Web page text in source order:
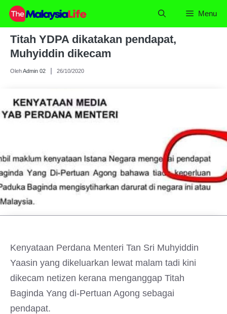
Skip
content
Menu
Titah YDPA dikatakan pendapat,
Muhyiddin dikecam
OlehAdmin 02 26/10/2020
Kenyataan Perdana Menteri Tan Sri Muhyiddin
Yaasin yang dikeluarkan lewat malam tadi kini
dikecam netizen kerana menganggap Titah
Baginda Yang di-Pertuan Agong sebagai
pendapat.